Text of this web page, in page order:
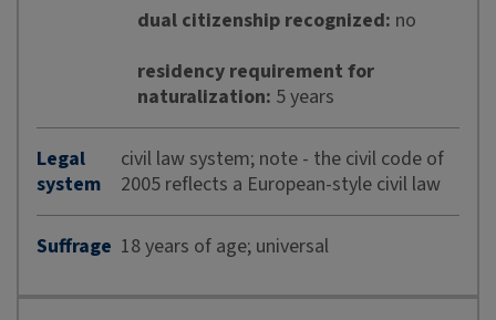
dual citizenship recognized: no
residency requirement for
naturalization: 5 years
Legal
system
civil law system; note - the civil code of
2005 reflects a European-style civil law
Suffrage 18 years of age; universal